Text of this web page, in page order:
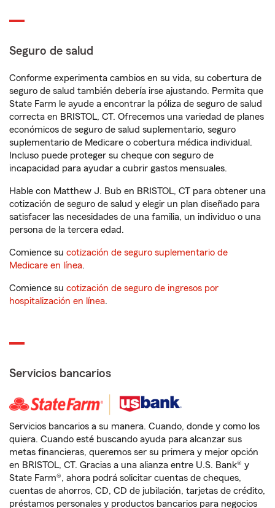
Seguro de salud
Conforme experimenta cambios en su vida, su cobertura de
seguro de salud también debería irse ajustando. Permita que
State Farm le ayude a encontrar la póliza de seguro de salud
correcta en BRISTOL, CT. Ofrecemos una variedad de planes
económicos de seguro de salud suplementario, seguro
suplementario de Medicare o cobertura médica individual.
Incluso puede proteger su cheque con seguro de
incapacidad para ayudar a cubrir gastos mensuales.
Hable con Matthew J. Bub en BRISTOL, CT para obtener una
cotización de seguro de salud y elegir un plan diseñado para
satisfacer las necesidades de una familia, un individuo o una
persona de la tercera edad.
Comience su cotización de seguro suplementario de
Medicare en línea.
Comience su cotización de seguro de ingresos por
hospitalización en línea.
Servicios bancarios
Servicios bancarios a su manera. Cuando, donde y como los
quiera. Cuando esté buscando ayuda para alcanzar sus
metas financieras, queremos ser su primera y mejor opción
en BRISTOL, CT. Gracias a una alianza entre U.S. Bank® y
State Farm®, ahora podrá solicitar cuentas de cheques,
cuentas de ahorros, CD, CD de jubilación, tarjetas de crédito,
préstamos personales y productos bancarios para negocios